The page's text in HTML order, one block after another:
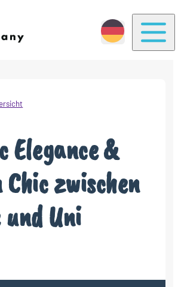
Elegance &
zwischen
und Uni